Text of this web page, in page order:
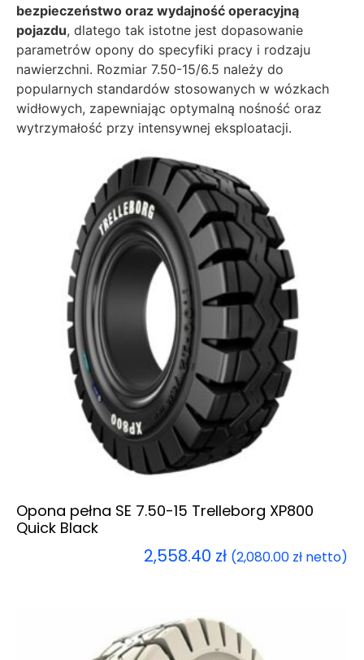
bezpieczeństwo oraz wydajność operacyjną
pojazdu, dlatego tak istotne jest dopasowanie
parametrów opony do specyfiki pracy i rodzaju
nawierzchni. Rozmiar 7.50-15/6.5 należy do
popularnych standardów stosowanych w wózkach
widłowych, zapewniając optymalną nośność oraz
wytrzymałość przy intensywnej eksploatacji.
Opona pełna SE 7.50-15 Trelleborg XP800
Quick Black
2,558.40 zł (2,080.00 zł netto)